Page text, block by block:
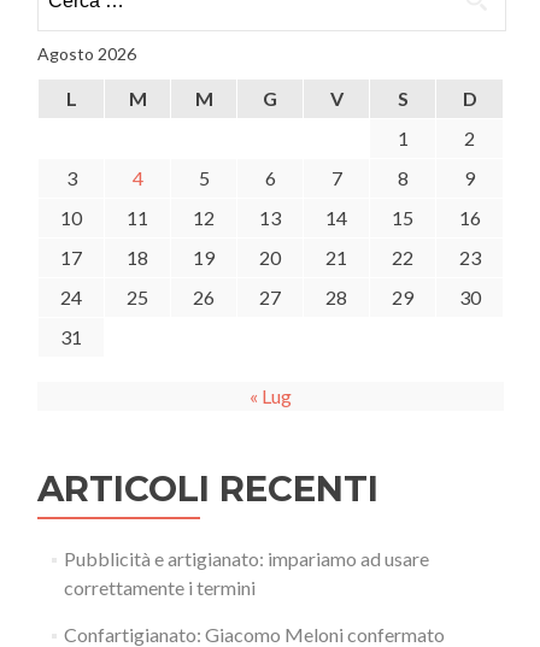
per:
Agosto 2026
L M M G V S
D
1
2
3
4 5 6 7 8
9
10
11 12 13 14 15
16
17
18 19 20 21 22
23
24
25 26 27 28 29
30
31
« Lug
ARTICOLI RECENTI
Pubblicità e artigianato: impariamo ad usare
correttamente i termini
Confartigianato: Giacomo Meloni confermato